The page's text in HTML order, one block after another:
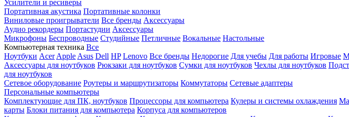
Усилители и ресиверы
Портативная акустика Портативные колонки
Виниловые проигрыватели Все бренды Аксессуары
Аудио рекордеры Портастудии Аксессуары
Микрофоны Беспроводные Студийные Петличные Вокальные Настольные
Компьютерная техника Все
Ноутбуки Acer Apple Asus Dell HP Lenovo Все бренды Недорогие Для учебы Для работы Игровые
Аксессуары для ноутбуков Рюкзаки для ноутбуков Сумки для ноутбуков Чехлы для ноутбуков
для ноутбуков
Сетевое оборудование Роутеры и маршрутизаторы Коммутаторы Сетевые адаптеры
Персональные компьютеры
Комплектующие для ПК, ноутбуков Процессоры для компьютера Кулеры и системы охлаждения
карты Блоки питания для компьютера Корпуса для компьютеров